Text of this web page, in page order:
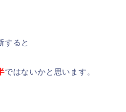
すると
ではないかと思います。